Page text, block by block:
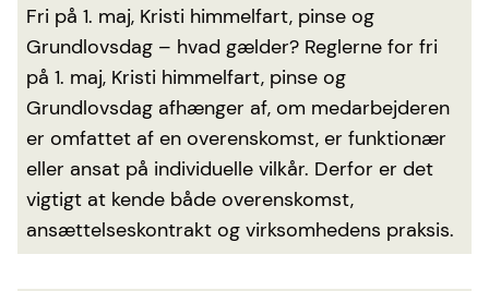
Fri på 1. maj, Kristi himmelfart, pinse og
Grundlovsdag – hvad gælder? Reglerne for fri
på 1. maj, Kristi himmelfart, pinse og
Grundlovsdag afhænger af, om medarbejderen
er omfattet af en overenskomst, er funktionær
eller ansat på individuelle vilkår. Derfor er det
vigtigt at kende både overenskomst,
ansættelseskontrakt og virksomhedens praksis.